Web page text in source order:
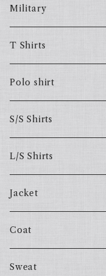
Military
T Shirts
Polo shirt
S/S Shirts
L/S Shirts
Jacket
Coat
Sweat